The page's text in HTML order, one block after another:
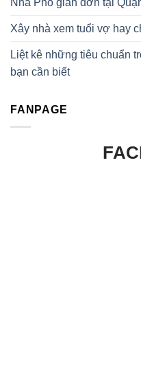
Nhà Phố giản đơn tại
Xây nhà xem tuổi vợ hay
Liệt kê những tiêu chuẩn
bạn cần biết
FANPAGE